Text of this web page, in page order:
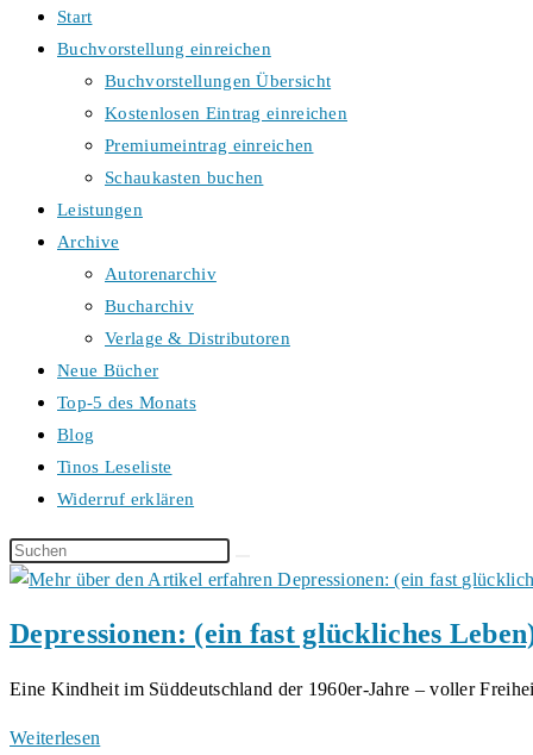
Start
Buchvorstellung einreichen
Buchvorstellungen Übersicht
Kostenlosen Eintrag einreichen
Premiumeintrag einreichen
Schaukasten buchen
Leistungen
Archive
Autorenarchiv
Bucharchiv
Verlage & Distributoren
Neue Bücher
Top-5 des Monats
Blog
Tinos Leseliste
Widerruf erklären
Diese
Website
Depressionen: (ein fast glückliches
Eine Kindheit im Süddeutschland der 1960er-Jahre – voller
Weiterlesen